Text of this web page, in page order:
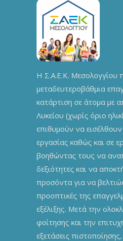
Η Σ.Α.Ε.Κ. Μεσολογγίου
μεταδευτεροβάθμια
κατάρτιση σε άτομα με
Λυκείου (χωρίς όριο
επιθυμούν να
εργασίας καθώς και σε
βοηθώντας τους να
δεξιότητες και να
προσόντα για να
προοπτικές της
εξέλιξης. Μετά την
φοίτησης και την
εξετάσεις